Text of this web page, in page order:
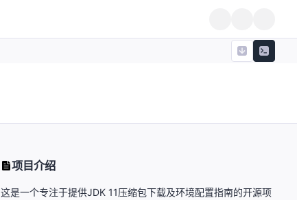
项目介绍
这是一个专注于提供JDK 11压缩包下载及环境配置指南的开源项